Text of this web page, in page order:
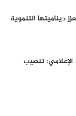
ديناميتها التنموية
تنصيب